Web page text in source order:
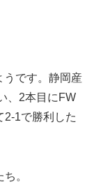
うです。静岡産
、2本目にFW
2-1で勝利した
。